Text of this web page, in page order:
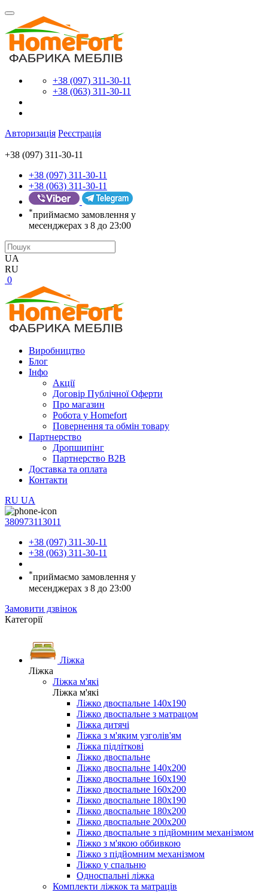
+38 (097) 311-30-11
+38 (063) 311-30-11
Авторизація Реєстрація
+38 (097) 311-30-11
+38 (097) 311-30-11
+38 (063) 311-30-11
*приймаємо замовлення у
месенджерах з 8 до 23:00
UA
RU
0
Виробництво
Блог
Інфо
Акції
Договір Публічної Оферти
Про магазин
Робота у Homefort
Повернення та обмін товару
Партнерство
Дропшипінг
Партнерство B2B
Доставка та оплата
Контакти
RU UA
380973113011
+38 (097) 311-30-11
+38 (063) 311-30-11
*приймаємо замовлення у
месенджерах з 8 до 23:00
Замовити дзвінок
Категорії
Ліжка
Ліжка
Ліжка м'які
Ліжка м'які
Ліжко двоспальне 140х190
Ліжко двоспальне з матрацом
Ліжка дитячі
Ліжка з м'яким узголів'ям
Ліжка підліткові
Ліжко двоспальне
Ліжко двоспальне 140х200
Ліжко двоспальне 160х190
Ліжко двоспальне 160х200
Ліжко двоспальне 180х190
Ліжко двоспальне 180х200
Ліжко двоспальне 200х200
Ліжко двоспальне з підйомним механізмом
Ліжко з м'якою оббивкою
Ліжко з підйомним механізмом
Ліжко у спальню
Односпальні ліжка
Комплекти ліжкок та матраців